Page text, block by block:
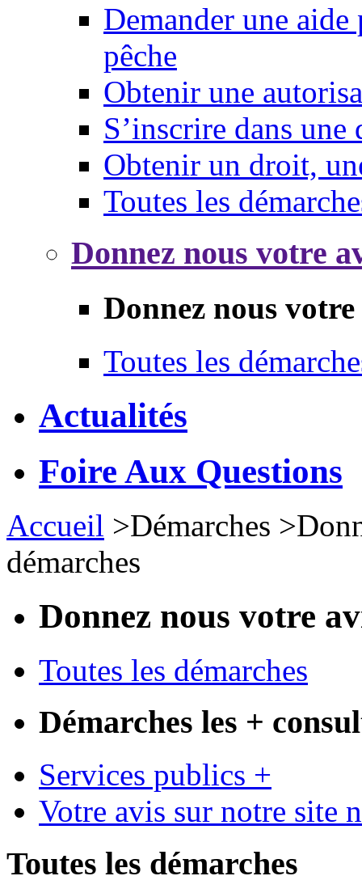
Demander une
pêche
Obtenir une
S’inscrire dans une
Obtenir un droit,
Toutes les
Donnez nous votre
Donnez nous
Toutes les
Actualités
Foire Aux Questions
Accueil >Démarches >
démarches
Donnez nous votre
Toutes les démarches
Démarches les +
Services publics +
Votre avis sur notre site
Toutes les démarches